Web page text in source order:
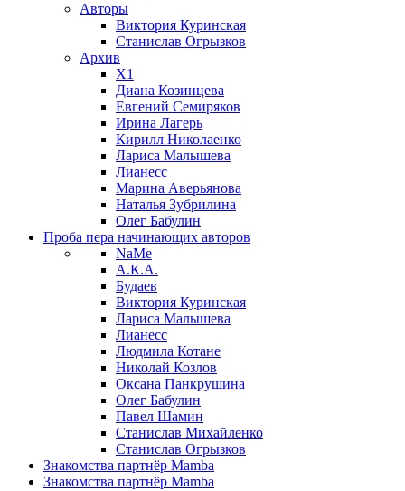
Авторы
Виктория Куринская
Станислав Огрызков
Архив
X1
Диана Козинцева
Евгений Семиряков
Ирина Лагерь
Кирилл Николаенко
Лариса Малышева
Лианесс
Марина Аверьянова
Наталья Зубрилина
Олег Бабулин
Проба пера начинающих авторов
NaMe
А.К.А.
Будаев
Виктория Куринская
Лариса Малышева
Лианесс
Людмила Котане
Николай Козлов
Оксана Панкрушина
Олег Бабулин
Павел Шамин
Станислав Михайленко
Станислав Огрызков
Знакомства партнёр Mamba
Знакомства партнёр Mamba